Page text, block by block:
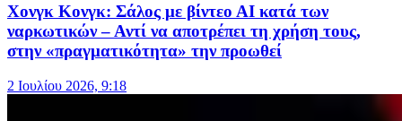
Χονγκ Κονγκ: Σάλος με βίντεο ΑΙ κατά των
ναρκωτικών – Αντί να αποτρέπει τη χρήση τους,
στην «πραγματικότητα» την προωθεί
2 Ιουλίου 2026, 9:18